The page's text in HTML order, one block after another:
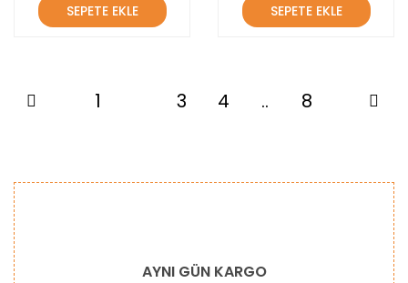
SEPETE EKLE SEPETE EKLE
1 3 4 .. 8
AYNI GÜN KARGO